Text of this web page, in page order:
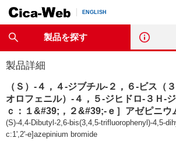
ENGLISH
製品を探す
製品詳細
（ Ｓ ）-４，４-ジブチル-２，６-ビス（
オロフェニル）-４，５-ジヒドロ-３ Ｈ-
ｃ
：１&#39;，２&#39;- ｅ ］アゼピニウ
(S)-4,4-Dibutyl-2,6-bis(3,4,5-trifluorophenyl)-4,5-
c:1',2'-e]azepinium bromide